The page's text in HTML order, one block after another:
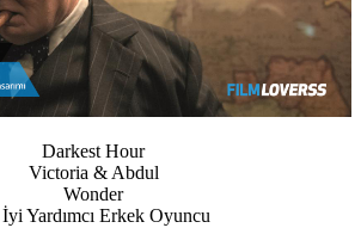
Darkest Hour
Victoria & Abdul
Wonder
Yardımcı Erkek Oyuncu